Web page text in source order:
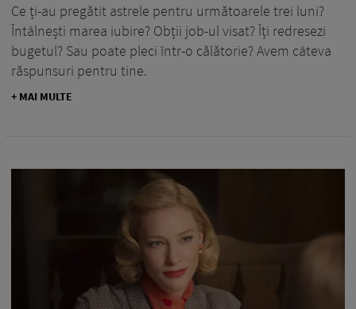
Ce ți-au pregătit astrele pentru următoarele trei luni?
Întâlnești marea iubire? Obții job-ul visat? Îți redresezi
bugetul? Sau poate pleci într-o călătorie? Avem câteva
răspunsuri pentru tine.
+ MAI MULTE